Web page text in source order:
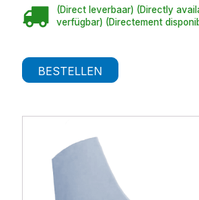
(Direct leverbaar) (Directly
verfügbar) (Directement
BESTELLEN